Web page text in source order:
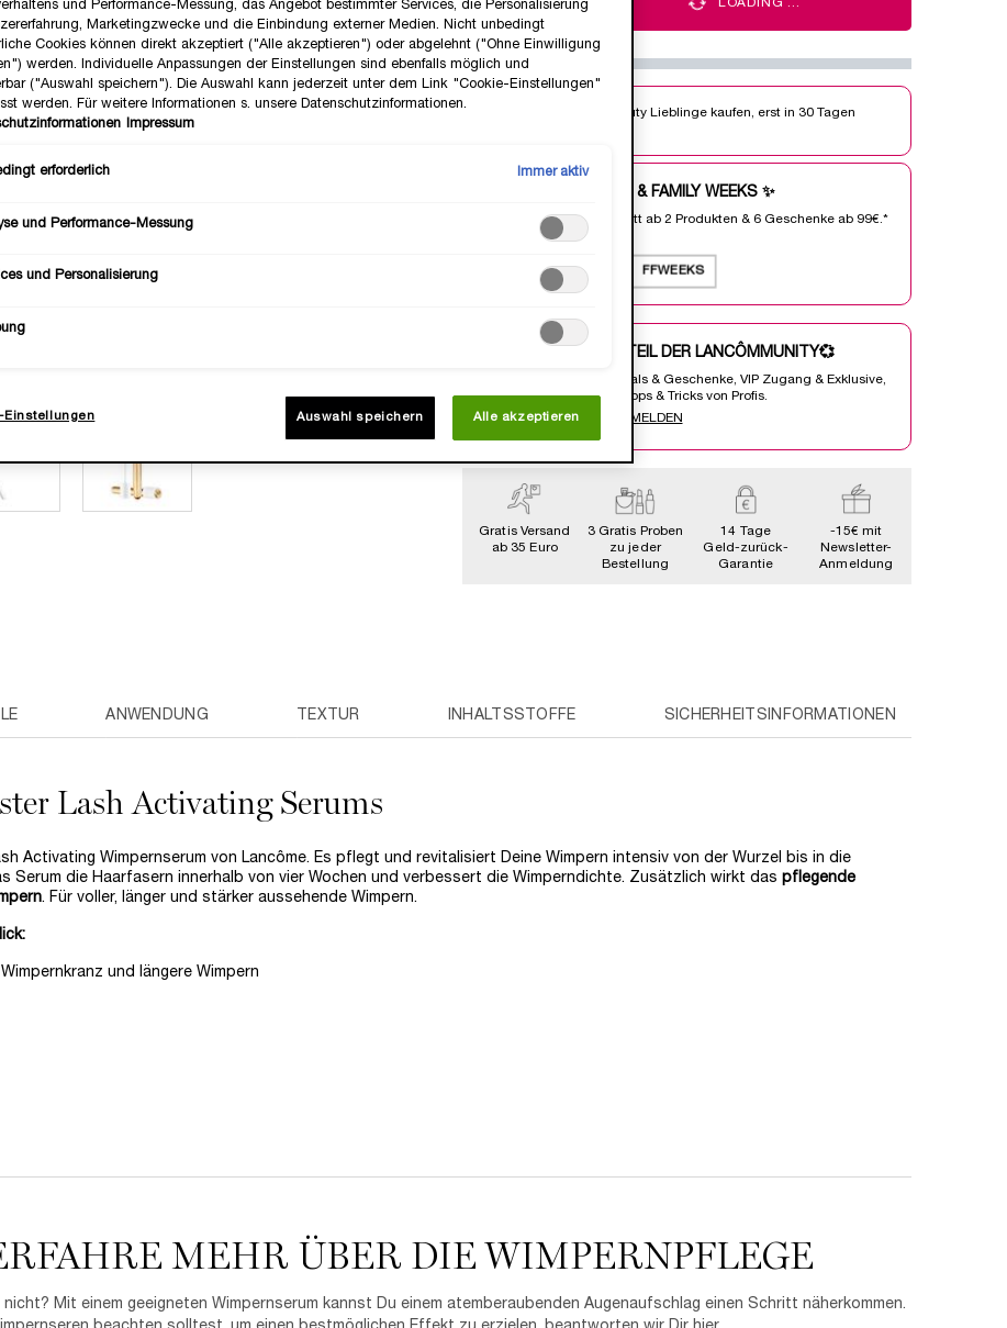
− + LOADING ...
Jetzt Beauty Lieblinge kaufen, erst in 30 Tagen
FRIENDS & FAMILY WEEKS ✨
25% Rabatt ab 2 Produkten & 6 Geschenke ab 99€.*
ⓘ
Code: FFWEEKS
WERDE TEIL DER LANCÔMMUNITY💞
Heisse Deals & Geschenke, VIP Zugang & Exklusive,
Beautty Tipps & Tricks von Profis.
JETZT ANMELDEN
Gratis Versand
ab 35 Euro
3 Gratis Proben
zu jeder
Bestellung
14 Tage
Geld-zurück-
Garantie
-15€ mit
Newsletter-
Anmeldung
ANWENDUNG TEXTUR INHALTSSTOFFE SICHERHEITSINFORMATIONEN
Lash Activating Serums
Activating Wimpernserum von Lancôme. Es pflegt und revitalisiert Deine Wimpern intensiv von der Wurzel bis in die
Serum die Haarfasern innerhalb von vier Wochen und verbessert die Wimperndichte. Zusätzlich wirkt das pflegende
. Für voller, länger und stärker aussehende Wimpern.
und längere Wimpern
MEHR ÜBER DIE WIMPERNPFLEGE
Mit einem geeigneten Wimpernserum kannst Du einem atemberaubenden Augenaufschlag einen Schritt näherkommen.
und Performance-Messung, das Angebot bestimmter Services, die Personalisierung
Marketingzwecke und die Einbindung externer Medien. Nicht unbedingt
Cookies können direkt akzeptiert ("Alle akzeptieren") oder abgelehnt ("Ohne Einwilligung
werden. Individuelle Anpassungen der Einstellungen sind ebenfalls möglich und
("Auswahl speichern"). Die Auswahl kann jederzeit unter dem Link "Cookie-Einstellungen"
werden. Für weitere Informationen s. unsere Datenschutzinformationen.
Impressum
erforderlich Immer aktiv
und Performance-Messung
und Personalisierung
Einstellungen Auswahl speichern Alle akzeptieren